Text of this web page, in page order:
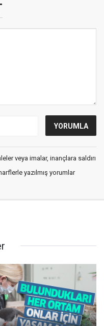
veya imalar, inançlara saldırı
yazılmış yorumlar